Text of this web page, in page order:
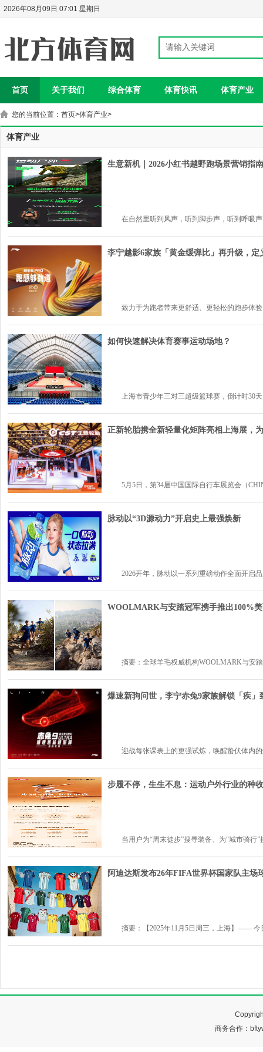
2026年08月09日 07:01 星期日
首页 关于我们 综合体育 体育快讯 体育产业
您的当前位置： 首页>体育产业>
体育产业
生意新机｜2026小红书越野跑场景营销指南
在自然里听到风声，听到脚步声，听到呼吸
李宁越影6家族「黄金缓弹比」再升级，定
致力于为跑者带来更舒适、更轻松的跑步体
如何快速解决体育赛事运动场地？
上海市青少年三对三超级篮球赛，倒计时30
正新轮胎携全新轻量化矩阵亮相上海展，
5月5日，第34届中国国际自行车展览会（
脉动以“3D源动力”开启史上最强焕新
2026开年，脉动以一系列重磅动作全面开启
WOOLMARK与安踏冠军携手推出100%
摘要：全球羊毛权威机构WOOLMARK与安
爆速新驹问世，李宁赤兔9家族解锁「疾」
迎战每张课表上的更强试炼，唤醒蛰伏体内
步履不停，生生不息：运动户外行业的种
当用户为“周末徒步”搜寻装备、为“城市骑行”
阿迪达斯发布26年FIFA世界杯国家队主场
摘要：【2025年11月5日周三，上海】—— 今
商务合作：